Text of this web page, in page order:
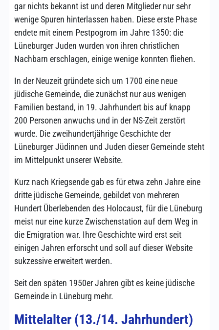
gar nichts bekannt ist und deren Mitglieder nur sehr
wenige Spuren hinterlassen haben. Diese erste Phase
endete mit einem Pestpogrom im Jahre 1350: die
Lüneburger Juden wurden von ihren christlichen
Nachbarn erschlagen, einige wenige konnten fliehen.
In der Neuzeit gründete sich um 1700 eine neue
jüdische Gemeinde, die zunächst nur aus wenigen
Familien bestand, in 19. Jahrhundert bis auf knapp
200 Personen anwuchs und in der NS-Zeit zerstört
wurde. Die zweihundertjährige Geschichte der
Lüneburger Jüdinnen und Juden dieser Gemeinde steht
im Mittelpunkt unserer Website.
Kurz nach Kriegsende gab es für etwa zehn Jahre eine
dritte jüdische Gemeinde, gebildet von mehreren
Hundert Überlebenden des Holocaust, für die Lüneburg
meist nur eine kurze Zwischenstation auf dem Weg in
die Emigration war. Ihre Geschichte wird erst seit
einigen Jahren erforscht und soll auf dieser Website
sukzessive erweitert werden.
Seit den späten 1950er Jahren gibt es keine jüdische
Gemeinde in Lüneburg mehr.
Mittelalter (13./14. Jahrhundert)